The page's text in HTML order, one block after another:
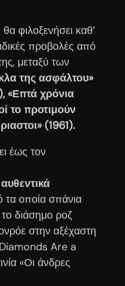
φιλοξενήσει καθ’
προβολές από
μεταξύ των
της ασφάλτου»
«Επτά χρόνια
το προτιμούν
(1961).
έως τον
οποία σπάνια
το διάσημο ροζ
στην αξέχαστη
Are a
«Οι άνδρες